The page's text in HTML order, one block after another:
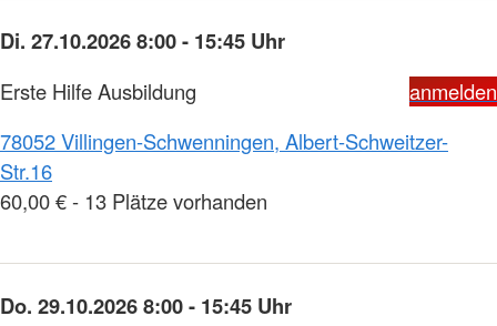
Di. 27.10.2026 8:00 - 15:45 Uhr
Erste Hilfe Ausbildung
anmelden
78052 Villingen-Schwenningen, Albert-Schweitzer-
Str.16
60,00 € - 13 Plätze vorhanden
Do. 29.10.2026 8:00 - 15:45 Uhr